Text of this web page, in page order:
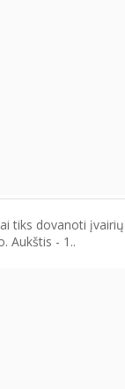
tiks dovanoti
Aukštis - 1..